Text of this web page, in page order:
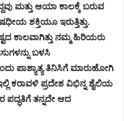
ಮತ್ತು ಆಯಾ ಕಾಲಕ್ಕೆ ಬರುವ
ಶಕ್ತಿಯೂ ಇರುತ್ತಿತ್ತು.
ಕಾಲವಾಗಿತ್ತು ನಮ್ಮ ಹಿರಿಯರು
ಬಳಸಿ
ಪಾಶ್ಯಾತ್ಯ ತಿನಿಸಿಗೆ ಮಾರುಹೋಗಿ
ಕರಾವಳಿ ಪ್ರದೇಶ ವಿಭಿನ್ನ ಶೈಲಿಯ
ಪದ್ಧತಿಗೆ ತನ್ನದೇ ಆದ